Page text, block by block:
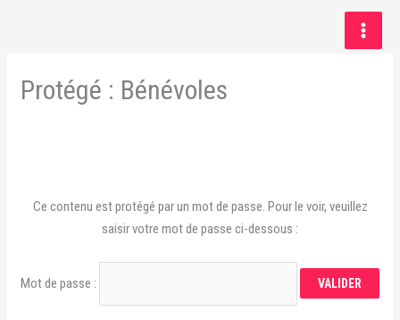
Protégé : Bénévoles
Ce contenu est protégé par un mot de passe. Pour le voir, veuillez
saisir votre mot de passe ci-dessous :
Mot de passe :